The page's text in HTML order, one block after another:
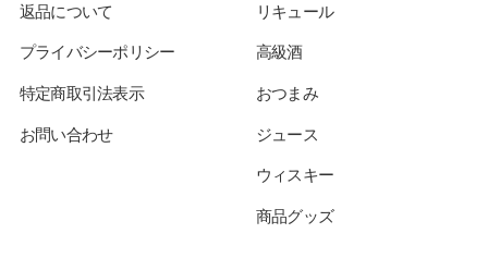
返品について
プライバシーポリシー
特定商取引法表示
お問い合わせ
リキュール
高級酒
おつまみ
ジュース
ウィスキー
商品グッズ